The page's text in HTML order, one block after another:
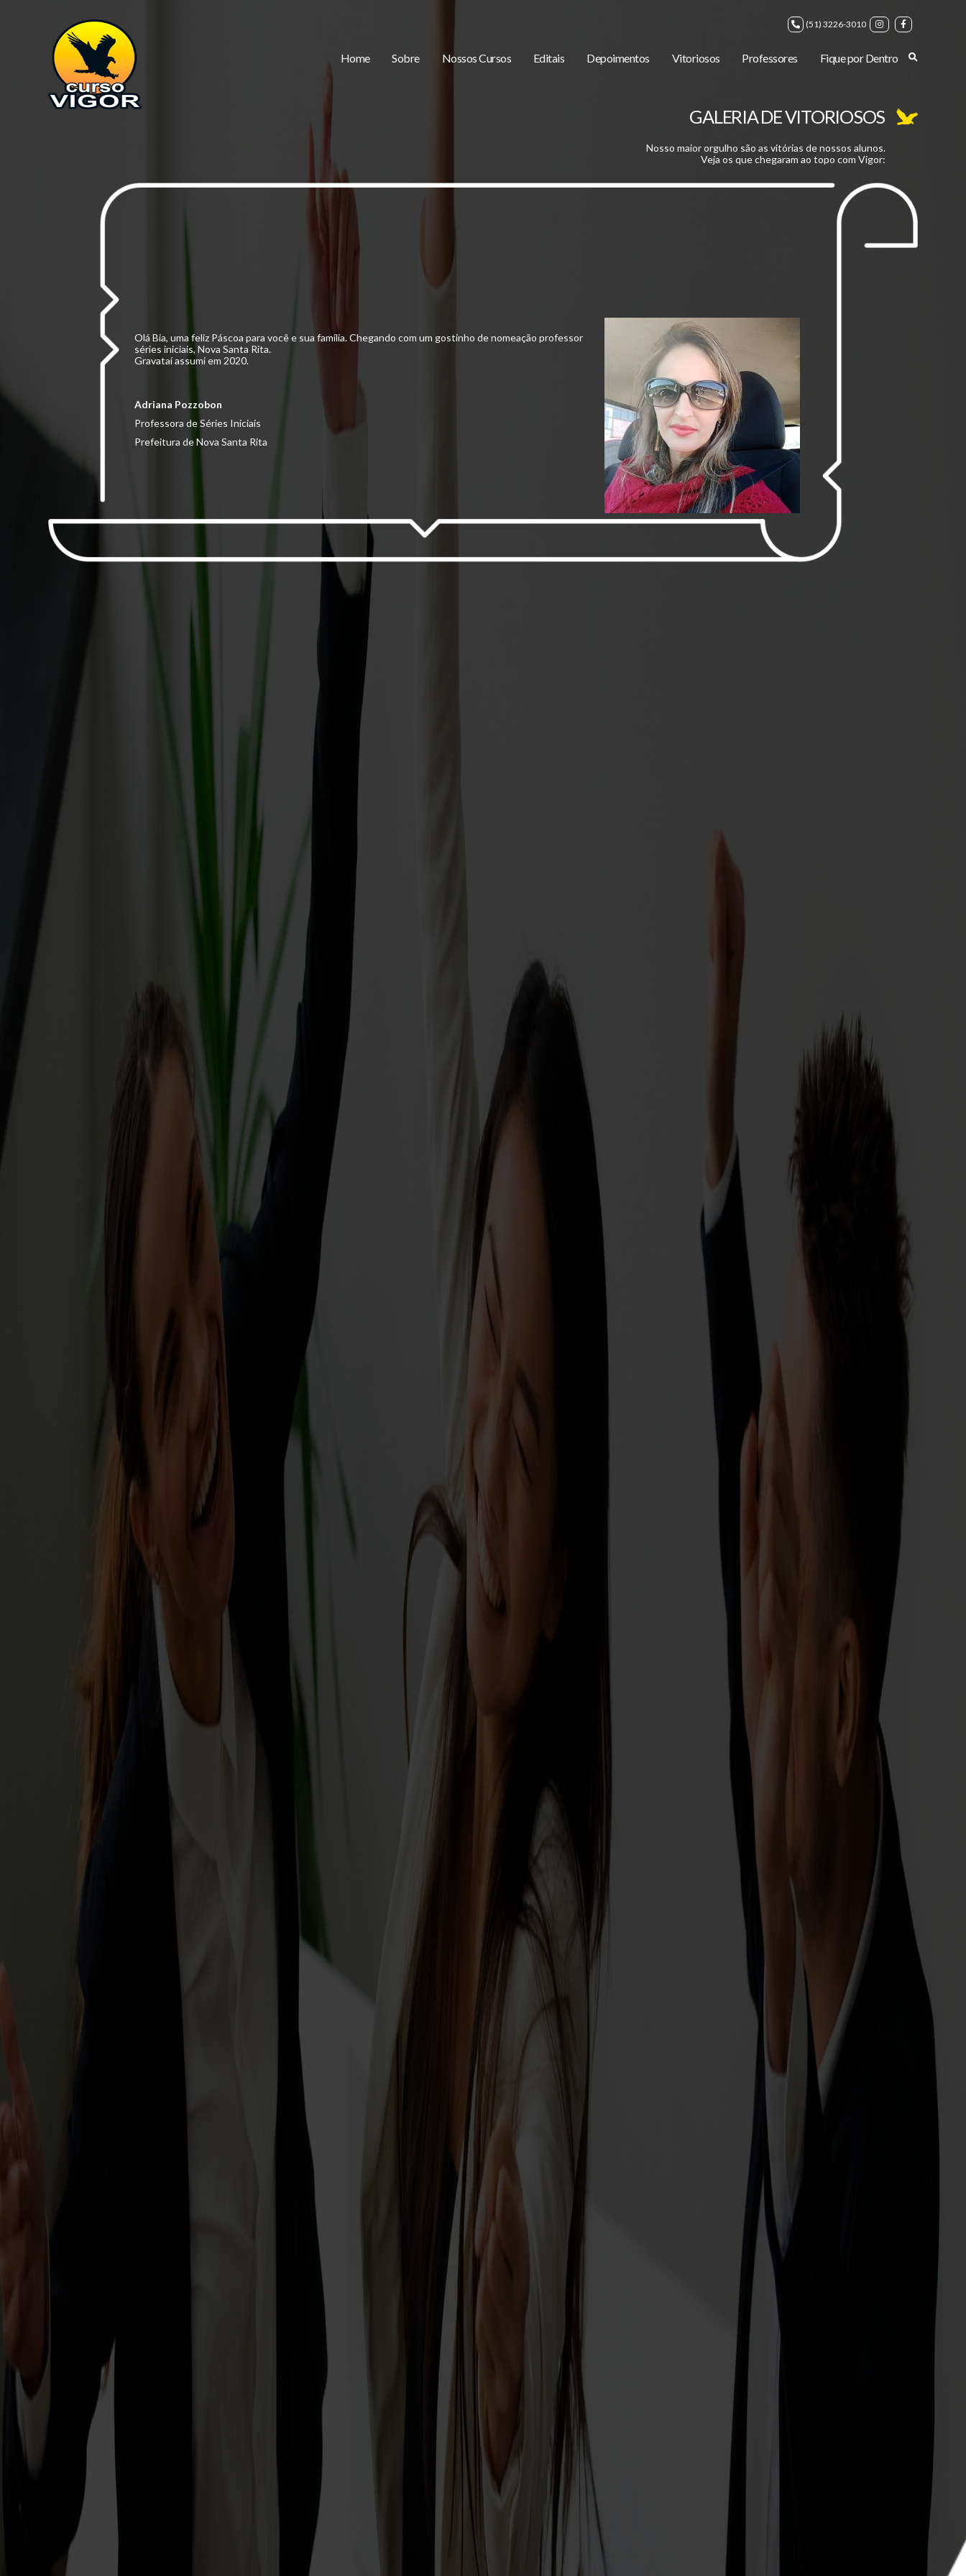
(51) 3226-3010
Home Sobre Nossos Cursos Editais Depoimentos Vitoriosos Professores Fique por Dentro
GALERIA DE VITORIOSOS
Nosso maior orgulho são as vitórias de nossos alunos.
Veja os que chegaram ao topo com Vigor:
Olá Bia, uma feliz Páscoa para você e sua família. Chegando com um gostinho de nomeação professor
séries iniciais, Nova Santa Rita.
Gravataí assumi em 2020.
Adriana Pozzobon
Professora de Séries Iniciais
Prefeitura de Nova Santa Rita